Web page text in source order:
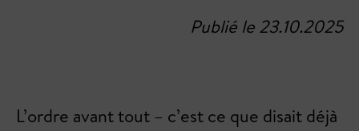
Publié le 23.10.2025
L’ordre avant tout – c’est ce que disait déjà